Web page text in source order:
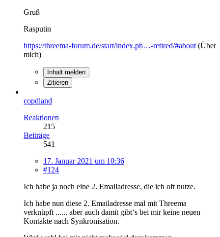
Gruß
Rasputin
https://threema-forum.de/start/index.ph…-retired/#about (Über
mich)
Inhalt melden
Zitieren
copdland
Reaktionen
215
Beiträge
541
17. Januar 2021 um 10:36
#124
Ich habe ja noch eine 2. Emailadresse, die ich oft nutze.
Ich habe nun diese 2. Emailadresse mal mit Threema
verknüpft ...... aber auch damit gibt‘s bei mir keine neuen
Kontakte nach Synkronisation.